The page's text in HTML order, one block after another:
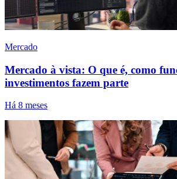
Mercado
Mercado à vista: O que é, como
investimentos fazem parte
Há 8 meses